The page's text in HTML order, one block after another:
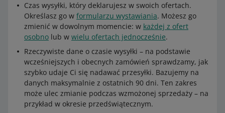
Czas wysyłki, który deklarujesz w swoich ofertach.
Określasz go w formularzu wystawiania. Możesz go
zmienić w dowolnym momencie: w każdej z ofert
osobno lub w wielu ofertach jednocześnie.
Rzeczywiste dane o czasie wysyłki – na podstawie
wcześniejszych i obecnych zamówień sprawdzamy, jak
szybko udaje Ci się nadawać przesyłki. Bazujemy na
danych maksymalnie z ostatnich 90 dni. Ten zakres
może ulec zmianie podczas wzmożonej sprzedaży – na
przykład w okresie przedświątecznym.